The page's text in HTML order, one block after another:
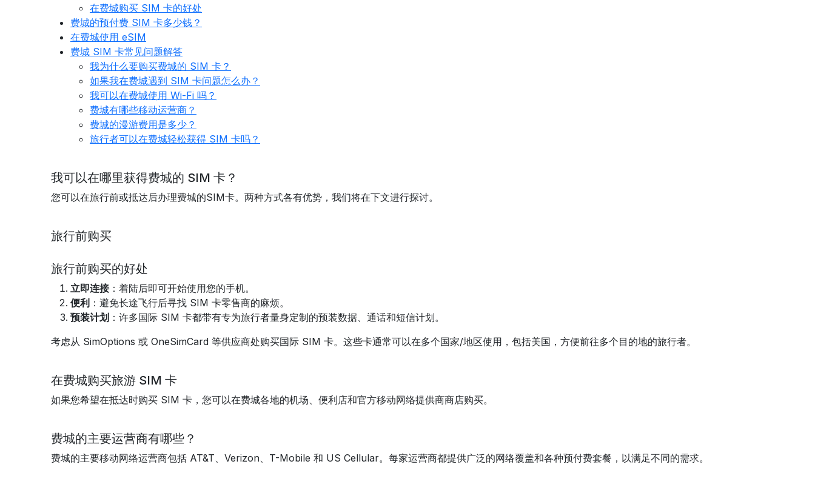
在费城购买 SIM 卡的好处
费城的预付费 SIM 卡多少钱？
在费城使用 eSIM
费城 SIM 卡常见问题解答
我为什么要购买费城的 SIM 卡？
如果我在费城遇到 SIM 卡问题怎么办？
我可以在费城使用 Wi-Fi 吗？
费城有哪些移动运营商？
费城的漫游费用是多少？
旅行者可以在费城轻松获得 SIM 卡吗？
我可以在哪里获得费城的 SIM 卡？
您可以在旅行前或抵达后办理费城的SIM卡。两种方式各有优势，我们将在下文进行探讨。
旅行前购买
旅行前购买的好处
立即连接：着陆后即可开始使用您的手机。
便利 ：避免长途飞行后寻找 SIM 卡零售商的麻烦。
预装计划 ：许多国际 SIM 卡都带有专为旅行者量身定制的预装数据、通话和短信计划。
考虑从 SimOptions 或 OneSimCard 等供应商处购买国际 SIM 卡。这些卡通常可以在多个国家/地区使用，包括美国，方便前往多个目的地的旅行者。
在费城购买旅游 SIM 卡
如果您希望在抵达时购买 SIM 卡，您可以在费城各地的机场、便利店和官方移动网络提供商商店购买。
费城的主要运营商有哪些？
费城的主要移动网络运营商包括 AT&T、Verizon、T-Mobile 和 US Cellular。每家运营商都提供广泛的网络覆盖和各种预付费套餐，以满足不同的需求。